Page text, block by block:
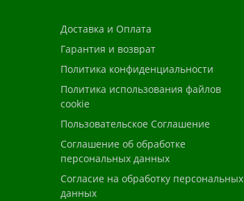
Доставка и Оплата
Гарантия и возврат
Политика конфиденциальности
Политика использования файлов
cookie
Пользовательское Соглашение
Соглашение об обработке
персональных данных
Согласие на обработку персональных
данных